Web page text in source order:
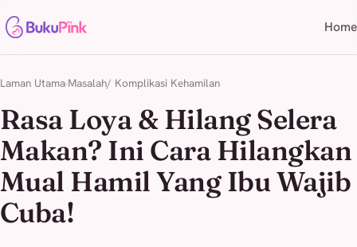
Home
Laman Utama Masalah/ Komplikasi Kehamilan
Rasa Loya & Hilang Selera
Makan? Ini Cara Hilangkan
Mual Hamil Yang Ibu Wajib
Cuba!